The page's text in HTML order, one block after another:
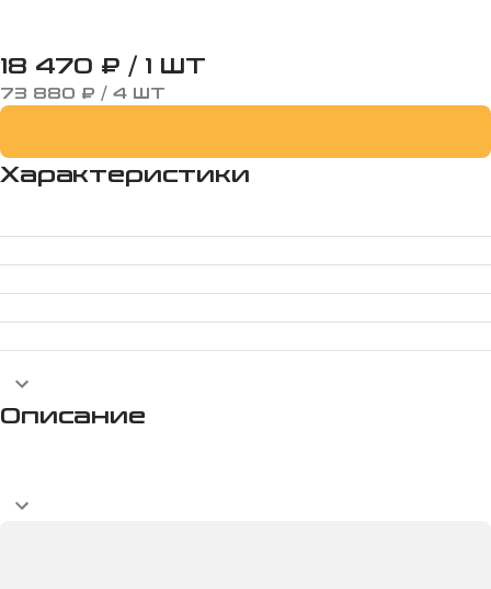
18 470 ₽ / 1 ШТ
73 880 ₽ / 4 ШТ
Характеристики
Описание